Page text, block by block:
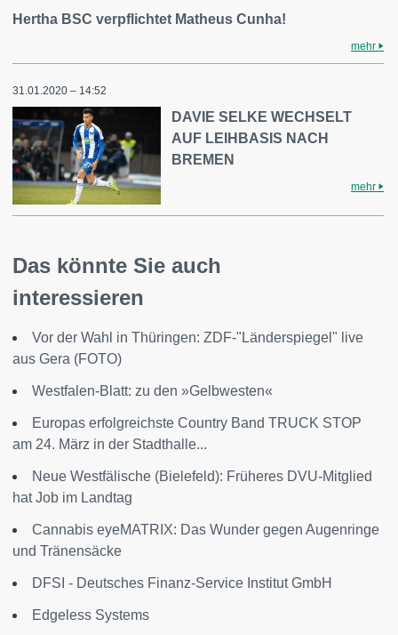
Hertha BSC verpflichtet Matheus Cunha!
mehr
31.01.2020 – 14:52
DAVIE SELKE WECHSELT
AUF LEIHBASIS NACH
BREMEN
mehr
Das könnte Sie auch
interessieren
Vor der Wahl in Thüringen: ZDF-"Länderspiegel" live
aus Gera (FOTO)
Westfalen-Blatt: zu den »Gelbwesten«
Europas erfolgreichste Country Band TRUCK STOP
am 24. März in der Stadthalle...
Neue Westfälische (Bielefeld): Früheres DVU-Mitglied
hat Job im Landtag
Cannabis eyeMATRIX: Das Wunder gegen Augenringe
und Tränensäcke
DFSI - Deutsches Finanz-Service Institut GmbH
Edgeless Systems